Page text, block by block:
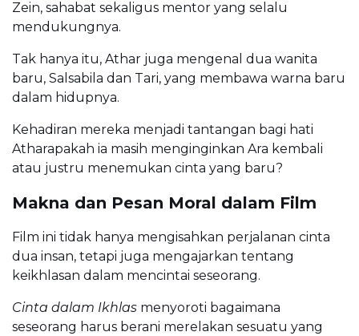
Zein, sahabat sekaligus mentor yang selalu
mendukungnya.
Tak hanya itu, Athar juga mengenal dua wanita
baru, Salsabila dan Tari, yang membawa warna baru
dalam hidupnya.
Kehadiran mereka menjadi tantangan bagi hati
Atharapakah ia masih menginginkan Ara kembali
atau justru menemukan cinta yang baru?
Makna dan Pesan Moral dalam Film
Film ini tidak hanya mengisahkan perjalanan cinta
dua insan, tetapi juga mengajarkan tentang
keikhlasan dalam mencintai seseorang.
Cinta dalam Ikhlas menyoroti bagaimana
seseorang harus berani merelakan sesuatu yang